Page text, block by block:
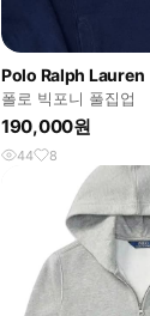
Polo Ralph Lauren
폴로 빅포니 풀집업
190,000원
44 8